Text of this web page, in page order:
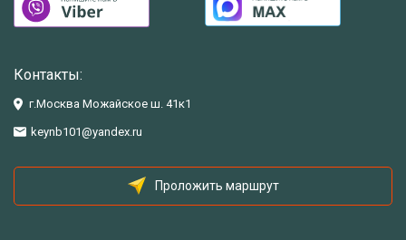
Контакты:
г.Москва Можайское ш. 41к1
keynb101@yandex.ru
Проложить маршрут